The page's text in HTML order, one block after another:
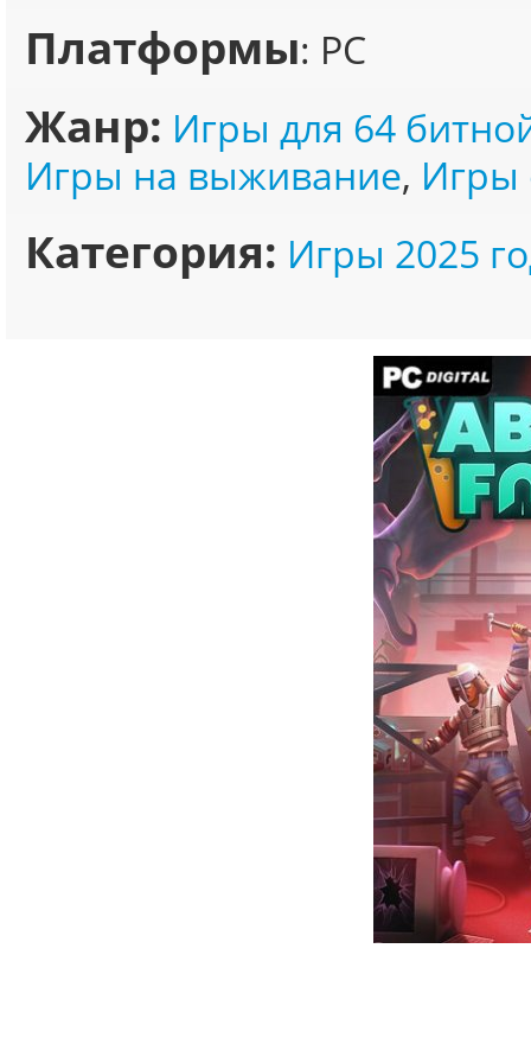
Платформы: PC
Жанр: Игры для 64
Игры на выживание, Игры
Категория: Игры 2025